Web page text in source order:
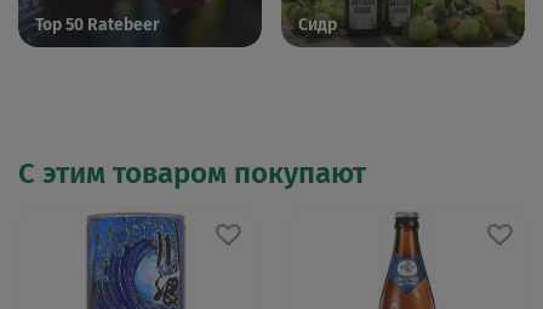
Top 50 Ratebeer Сидр
С этим товаром покупают